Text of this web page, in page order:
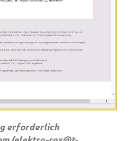
erforderlich